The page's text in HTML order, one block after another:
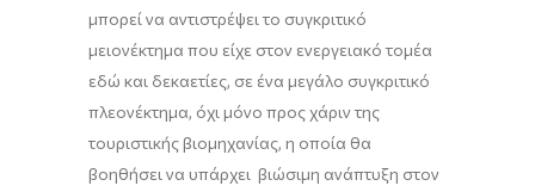
μπορεί να αντιστρέψει το συγκριτικό
μειονέκτημα που είχε στον ενεργειακό τομέα
εδώ και δεκαετίες, σε ένα μεγάλο συγκριτικό
πλεονέκτημα, όχι μόνο προς χάριν της
τουριστικής βιομηχανίας, η οποία θα
βοηθήσει να υπάρχει βιώσιμη ανάπτυξη στον